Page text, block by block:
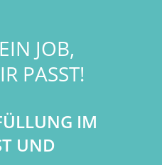
JOB,
PASST!
IM
UND